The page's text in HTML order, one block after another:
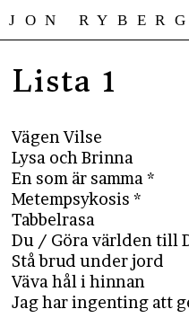
JON RYBERG
Lista 1
Vägen Vilse
Lysa och Brinna
En som är samma *
Metempsykosis *
Tabbelrasa
Du / Göra världen till
Stå brud under jord
Väva hål i hinnan
Jag har ingenting att